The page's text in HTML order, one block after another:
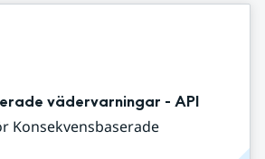
vädervarningar - API
Konsekvensbaserade